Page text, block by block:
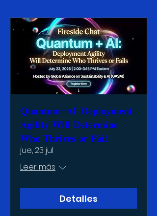
𝐐𝐮𝐚𝐧𝐭𝐮𝐦+𝐀𝐈: 𝐃𝐞𝐩𝐥𝐨𝐲𝐦𝐞𝐧𝐭
𝐀𝐠𝐢𝐥𝐢𝐭𝐲 𝐖𝐢𝐥𝐥 𝐃𝐞𝐭𝐞𝐫𝐦𝐢𝐧𝐞
𝐖𝐡𝐨 𝐓𝐡𝐫𝐢𝐯𝐞𝐬 𝐨𝐫 𝐅𝐚𝐢𝐥
jue, 23 jul
Leer más
Detalles